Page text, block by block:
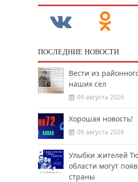
ПОСЛЕДНИЕ НОВОСТИ
Вести из
наших сел
09 августа 2026
Хорошая новость!
09 августа 2026
Улыбки жителей
области могут
страны